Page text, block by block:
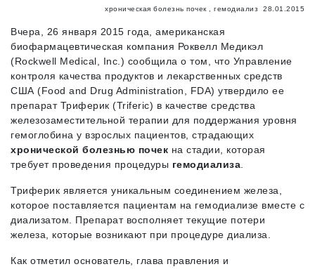
хроническая болезнь почек гемодиализ 28.01.2015
Вчера, 26 января 2015 года, американская
биофармацевтическая компания Роквелл Медикэл
(Rockwell Medical, Inc.) сообщила о том, что Управление
контроля качества продуктов и лекарственных средств
США (Food and Drug Administration, FDA) утвердило ее
препарат Триферик (Triferic) в качестве средства
железозаместительной терапии для поддержания уровня
гемоглобина у взрослых пациентов, страдающих
хронической болезнью почек на стадии, которая
требует проведения процедуры гемодиализа
Триферик является уникальным соединением железа,
которое поставляется пациентам на гемодиализе вместе с
диализатом. Препарат восполняет текущие потери
железа, которые возникают при процедуре диализа.
Как отметил основатель, глава правления и